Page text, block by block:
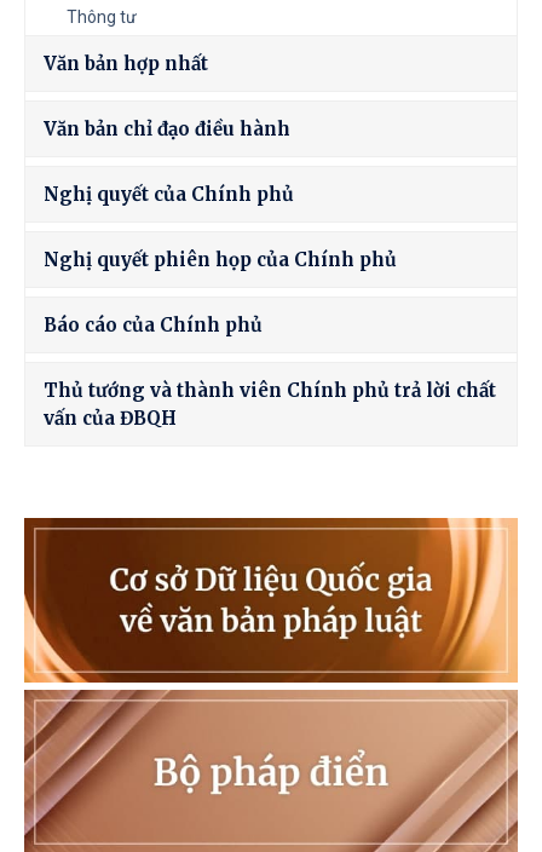
Thông tư
Văn bản hợp nhất
Văn bản chỉ đạo điều hành
Nghị quyết của Chính phủ
Nghị quyết phiên họp của Chính phủ
Báo cáo của Chính phủ
Thủ tướng và thành viên Chính phủ trả lời chất
vấn của ĐBQH